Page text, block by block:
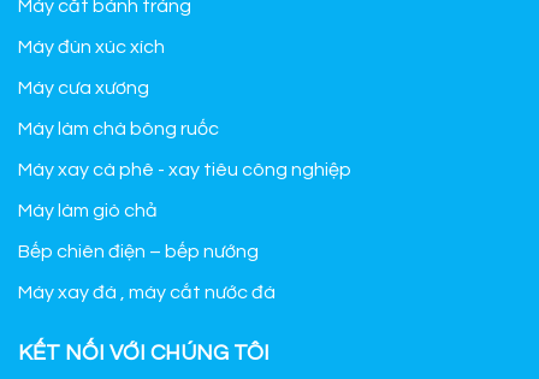
Máy cắt bánh tráng
Máy đùn xúc xích
Máy cưa xương
Máy làm chà bông ruốc
Máy xay cà phê - xay tiêu công nghiệp
Máy làm giò chả
Bếp chiên điện – bếp nướng
Máy xay đá , máy cắt nước đá
KẾT NỐI VỚI CHÚNG TÔI